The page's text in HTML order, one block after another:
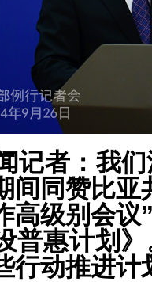
记者：我
间同赞比
高级别会议
普惠计划
行动推进计